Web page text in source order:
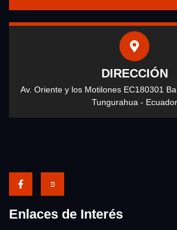
DIRECCIÓN
Av. Oriente y los Motilones EC180301
Tungurahua - Ecuador
Enlaces de Interés